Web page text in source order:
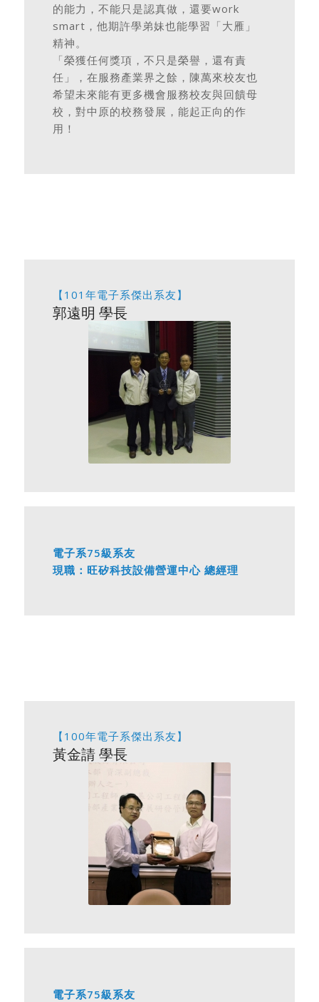
的能力，不能只是認真做，還要work
smart，他期許學弟妹也能學習「大雁」
精神。
「榮獲任何獎項，不只是榮譽，還有責
任」，在服務產業界之餘，陳萬來校友也
希望未來能有更多機會服務校友與回饋母
校，對中原的校務發展，能起正向的作
用！
【101年電子系傑出系友】
郭遠明 學長
電子系75級系友
現職：旺矽科技設備營運中心 總經理
【100年電子系傑出系友】
黃金請 學長
電子系75級系友